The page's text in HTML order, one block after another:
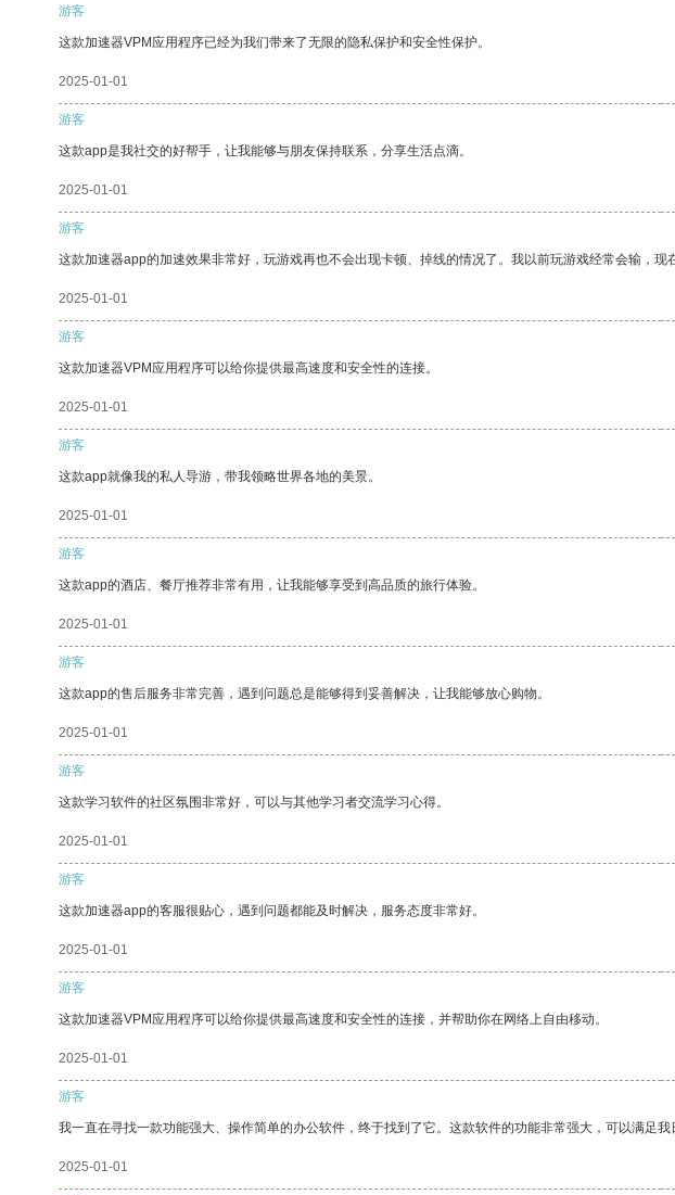
游客
这款加速器VPM应用程序已经为我们带来了无限的隐私保护和安全性保护。
2025-01-01
游客
这款app是我社交的好帮手，让我能够与朋友保持联系，分享生活点滴。
2025-01-01
游客
这款加速器app的加速效果非常好，玩游戏再也不会出现卡顿、掉线的情况了。我以前玩游戏经常会输，现
2025-01-01
游客
这款加速器VPM应用程序可以给你提供最高速度和安全性的连接。
2025-01-01
游客
这款app就像我的私人导游，带我领略世界各地的美景。
2025-01-01
游客
这款app的酒店、餐厅推荐非常有用，让我能够享受到高品质的旅行体验。
2025-01-01
游客
这款app的售后服务非常完善，遇到问题总是能够得到妥善解决，让我能够放心购物。
2025-01-01
游客
这款学习软件的社区氛围非常好，可以与其他学习者交流学习心得。
2025-01-01
游客
这款加速器app的客服很贴心，遇到问题都能及时解决，服务态度非常好。
2025-01-01
游客
这款加速器VPM应用程序可以给你提供最高速度和安全性的连接，并帮助你在网络上自由移动。
2025-01-01
游客
我一直在寻找一款功能强大、操作简单的办公软件，终于找到了它。这款软件的功能非常强大，可以满足
2025-01-01